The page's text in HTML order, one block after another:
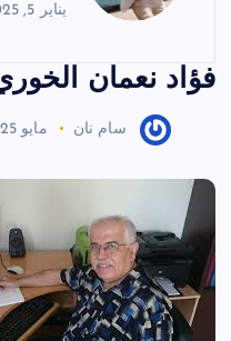
يناير 5, 2025
فؤاد نعمان
سام نان مايو 25, 2017